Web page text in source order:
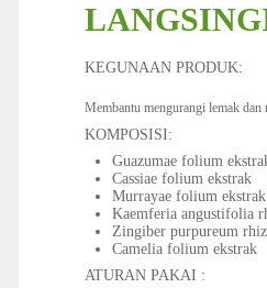
KEGUNAAN PRODUK:
Membantu mengurangi lemak dan
KOMPOSISI:
Guazumae folium
Cassiae folium ekstrak
Murrayae folium ekstrak
Kaemferia angustifolia
Zingiber purpureum
Camelia folium ekstrak
ATURAN PAKAI :